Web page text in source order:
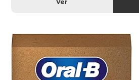
Ver